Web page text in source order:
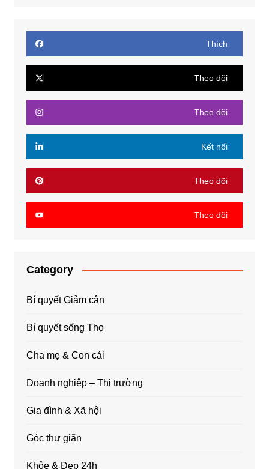
Thích
Theo dõi
Theo dõi
Kết nối
Theo dõi
Theo dõi
Category
Bí quyết Giảm cân
Bí quyết sống Thọ
Cha mẹ & Con cái
Doanh nghiệp – Thị trường
Gia đình & Xã hội
Góc thư giãn
Khỏe & Đẹp 24h